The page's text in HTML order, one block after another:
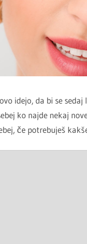
idejo, da bi se
ko najde nekaj
če potrebuješ